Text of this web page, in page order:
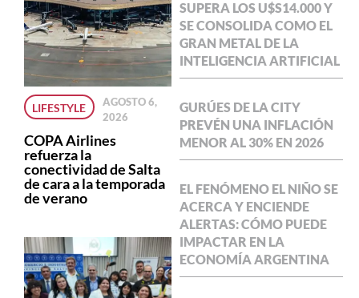
LIFESTYLE
AGOSTO 6,
2026
COPA Airlines
refuerza la
conectividad de Salta
de cara a la temporada
de verano
SUPERA LOS U$S14.000 Y
SE CONSOLIDA COMO EL
GRAN METAL DE LA
INTELIGENCIA ARTIFICIAL
GURÚES DE LA CITY
PREVÉN UNA INFLACIÓN
MENOR AL 30% EN 2026
EL FENÓMENO EL NIÑO SE
ACERCA Y ENCIENDE
ALERTAS: CÓMO PUEDE
IMPACTAR EN LA
ECONOMÍA ARGENTINA